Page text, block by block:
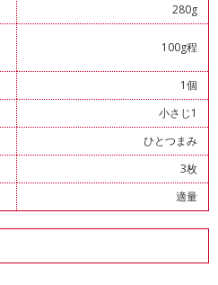
280g
100g程
1個
小さじ1
ひとつまみ
3枚
適量